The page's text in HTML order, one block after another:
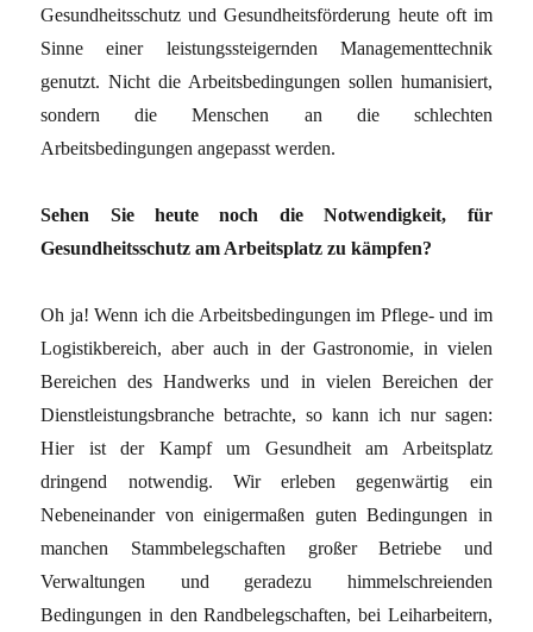
Gesundheitsschutz und Gesundheitsförderung heute oft im
Sinne einer leistungssteigernden Managementtechnik
genutzt. Nicht die Arbeitsbedingungen sollen humanisiert,
sondern die Menschen an die schlechten
Arbeitsbedingungen angepasst werden.
Sehen Sie heute noch die Notwendigkeit, für
Gesundheitsschutz am Arbeitsplatz zu kämpfen?
Oh ja! Wenn ich die Arbeitsbedingungen im Pflege- und im
Logistikbereich, aber auch in der Gastronomie, in vielen
Bereichen des Handwerks und in vielen Bereichen der
Dienstleistungsbranche betrachte, so kann ich nur sagen:
Hier ist der Kampf um Gesundheit am Arbeitsplatz
dringend notwendig. Wir erleben gegenwärtig ein
Nebeneinander von einigermaßen guten Bedingungen in
manchen Stammbelegschaften großer Betriebe und
Verwaltungen und geradezu himmelschreienden
Bedingungen in den Randbelegschaften, bei Leiharbeitern,